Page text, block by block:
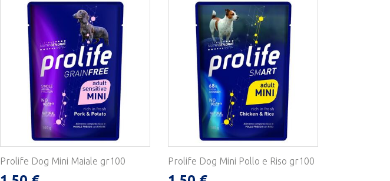
Prolife Dog Mini Maiale gr100 Prolife Dog Mini Pollo e Riso gr100